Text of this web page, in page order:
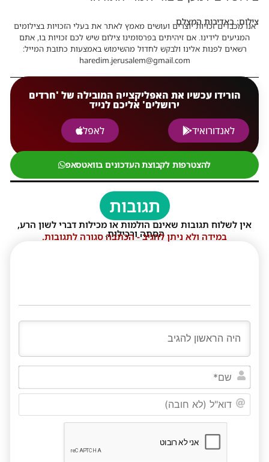
צילום: באדיבות המצלם
אנו מכבדים זכויות יוצרים ועושים מאמץ לאתר את בעלי הזכויות בצילומים
המגיעים לידינו. אם זיהיתים בפרסומינו צילום שיש לכם זכויות בו, אתם
רשאים לפנות אלינו ולבקש לחדול מהשימוש באמצעות כתובת המייל:
haredim.jerusalem@gmail.com
הורידו עכשיו את האפליקצייה המובילה של 'חרדים
ירושלים' אליכם לנייד
לאנדורואיד
לאפל
להצטרפות לקבוצת העדכונים בוואטסאפ
תגובות
אין לשלוח תגובות שאינם הולמות או מכילות דברי לשון הרע,
הסתה ורכילות.
במידה ולא ניתן להגיב - הכתבה סגורה לתגובות.